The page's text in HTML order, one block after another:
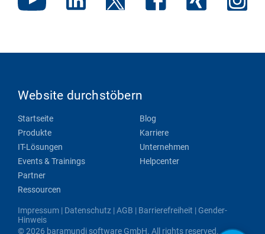
Website durchstöbern
Startseite
Produkte
IT-Lösungen
Events & Trainings
Partner
Ressourcen
Blog
Karriere
Unternehmen
Helpcenter
Impressum | Datenschutz |AGB | Barrierefreiheit | Gender-
Hinweis
© 2026 baramundi software GmbH. All rights reserved.